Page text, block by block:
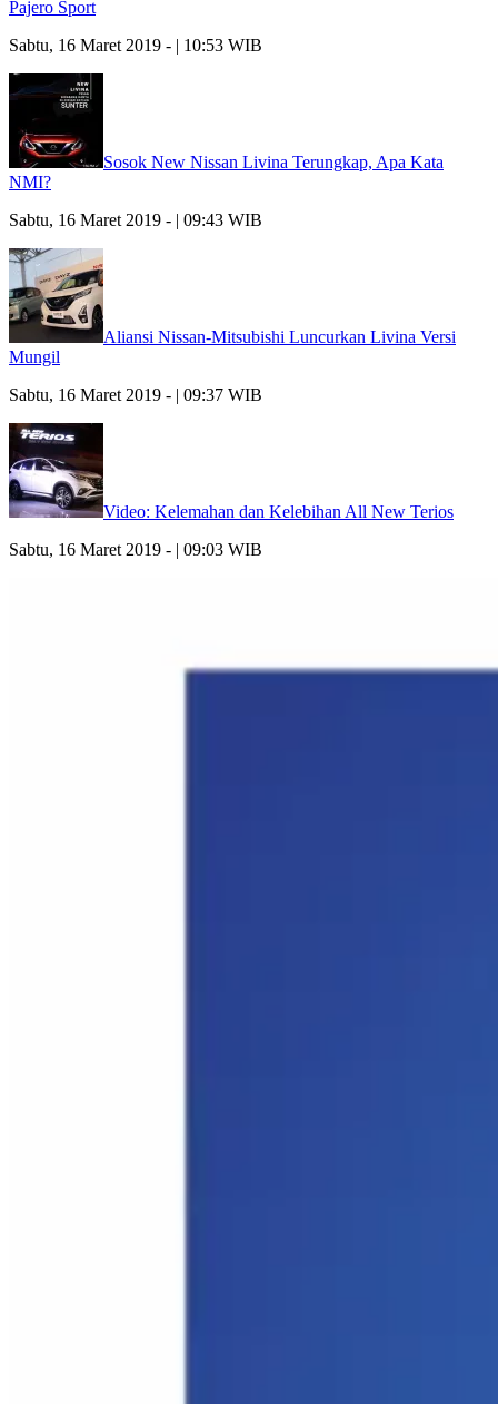
Pajero Sport
Sabtu, 16 Maret 2019 - | 10:53 WIB
Sosok New Nissan Livina Terungkap, Apa Kata
NMI?
Sabtu, 16 Maret 2019 - | 09:43 WIB
Aliansi Nissan-Mitsubishi Luncurkan Livina Versi
Mungil
Sabtu, 16 Maret 2019 - | 09:37 WIB
Video: Kelemahan dan Kelebihan All New Terios
Sabtu, 16 Maret 2019 - | 09:03 WIB